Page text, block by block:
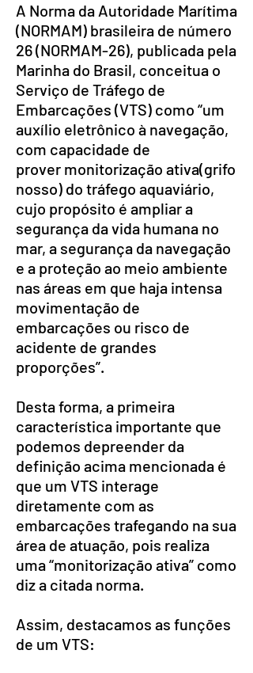
A Norma da Autoridade Marítima
(NORMAM) brasileira de número
26 (NORMAM-26), publicada pela
Marinha do Brasil, conceitua o
Serviço de Tráfego de
Embarcações (VTS) como “um
auxílio eletrônico à navegação,
com capacidade de
prover monitorização ativa(grifo
nosso) do tráfego aquaviário,
cujo propósito é ampliar a
segurança da vida humana no
mar, a segurança da navegação
e a proteção ao meio ambiente
nas áreas em que haja intensa
movimentação de
embarcações ou risco de
acidente de grandes
proporções”.
Desta forma, a primeira
característica importante que
podemos depreender da
definição acima mencionada é
que um VTS interage
diretamente com as
embarcações trafegando na sua
área de atuação, pois realiza
uma “monitorização ativa” como
diz a citada norma.
Assim, destacamos as funções
de um VTS: